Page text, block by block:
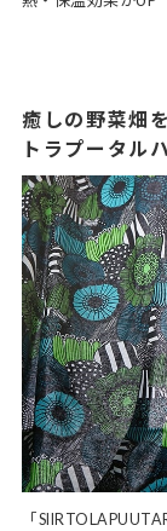
癒しの野菜畑
トラプータルハ
「